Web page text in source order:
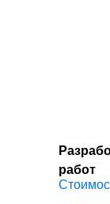
работ